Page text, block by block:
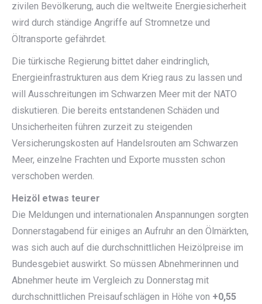
zivilen Bevölkerung, auch die weltweite Energiesicherheit
wird durch ständige Angriffe auf Stromnetze und
Öltransporte gefährdet.
Die türkische Regierung bittet daher eindringlich,
Energieinfrastrukturen aus dem Krieg raus zu lassen und
will Ausschreitungen im Schwarzen Meer mit der NATO
diskutieren. Die bereits entstandenen Schäden und
Unsicherheiten führen zurzeit zu steigenden
Versicherungskosten auf Handelsrouten am Schwarzen
Meer, einzelne Frachten und Exporte mussten schon
verschoben werden.
Heizöl etwas teurer
Die Meldungen und internationalen Anspannungen sorgten
Donnerstagabend für einiges an Aufruhr an den Ölmärkten,
was sich auch auf die durchschnittlichen Heizölpreise im
Bundesgebiet auswirkt. So müssen Abnehmerinnen und
Abnehmer heute im Vergleich zu Donnerstag mit
durchschnittlichen Preisaufschlägen in Höhe von +0,55